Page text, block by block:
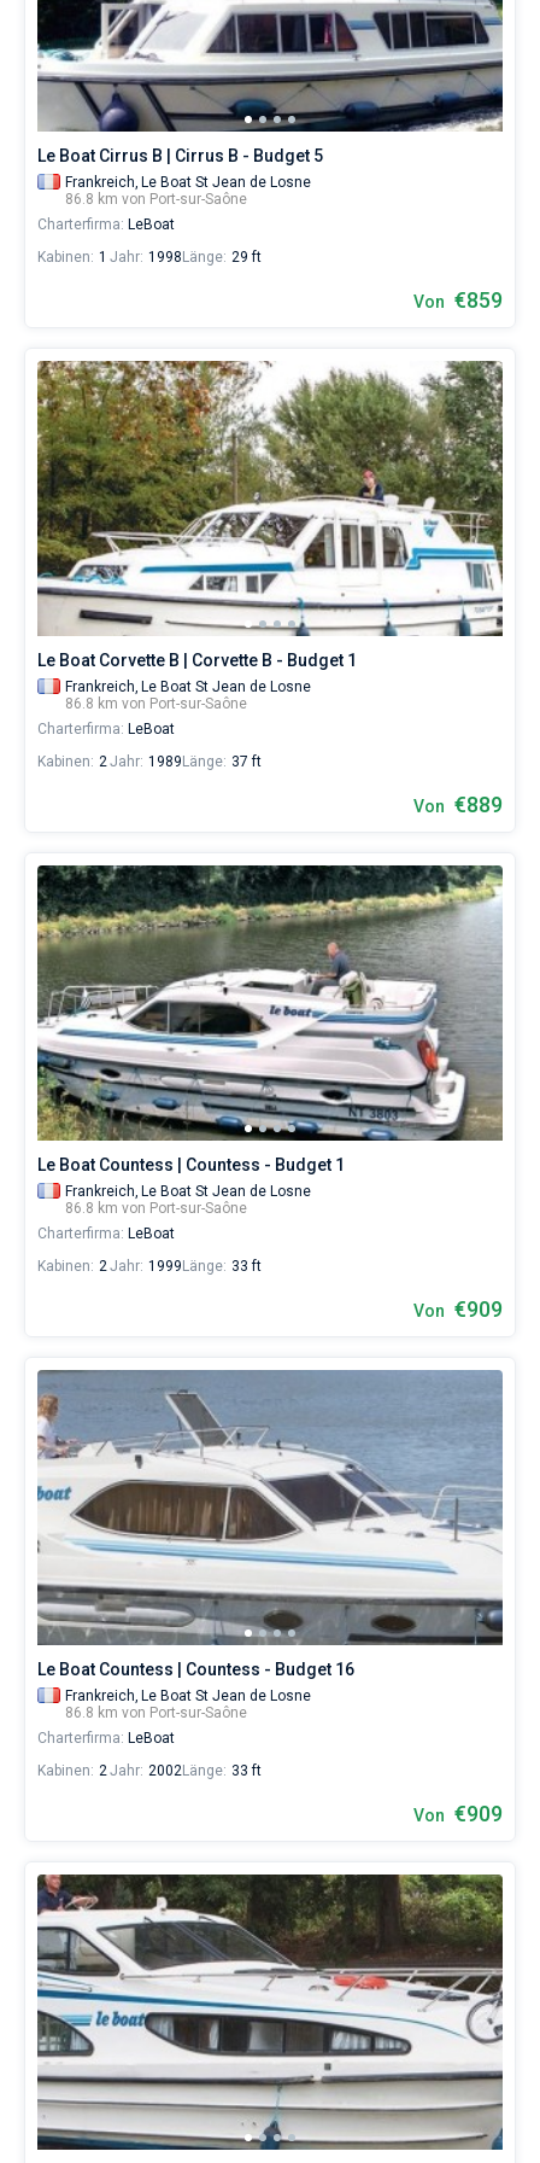
Port-
Saône
ohne
Boot
chartern
selbst
verwalten.
Charter-
Yachten
finden
Sie
Angebote
Port-
sur-
Saône
von
Liebhaber
eines
erholsamen
Urlaubs
als
ihr
Leben
ohne
Segel
vorstellen.
Nahe
Le Boat Cirrus B | Cirrus B - Budget 5
Frankreich, Le Boat St Jean de Losne
86.8 km von Port-sur-Saône
Charterfirma: LeBoat
Kabinen: 1 Jahr: 1998 Länge: 29 ft
Von €859
Le Boat Corvette B | Corvette B - Budget 1
Frankreich, Le Boat St Jean de Losne
86.8 km von Port-sur-Saône
Charterfirma: LeBoat
Kabinen: 2Jahr: 1989 Länge: 37 ft
Von €889
Le Boat Countess | Countess - Budget 1
Frankreich, Le Boat St Jean de Losne
86.8 km von Port-sur-Saône
Charterfirma: LeBoat
Kabinen: 2Jahr: 1999 Länge: 33 ft
Von €909
Le Boat Countess | Countess - Budget 16
Frankreich, Le Boat St Jean de Losne
86.8 km von Port-sur-Saône
Charterfirma: LeBoat
Kabinen: 2Jahr: 2002Länge: 33 ft
Von €909
Bareboat
Kapitan
Zeige Ergebnisse(0)